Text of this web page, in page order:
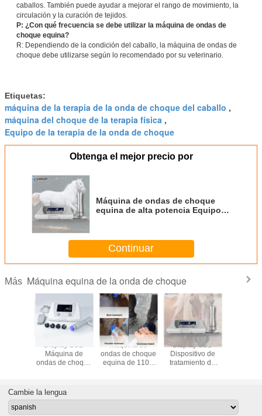
caballos. También puede ayudar a mejorar el rango de movimiento, la
circulación y la curación de tejidos.
P: ¿Con qué frecuencia se debe utilizar la máquina de ondas de
choque equina?
R: Dependiendo de la condición del caballo, la máquina de ondas de
choque debe utilizarse según lo recomendado por su veterinario.
Etiquetas:
máquina de la terapia de la onda de choque del caballo ,
máquina del choque de la terapia física ,
Equipo de la terapia de la onda de choque
Obtenga el mejor precio por
Máquina de ondas de choque
equina de alta potencia Equipo
Continuar
Más Máquina equina de la onda de choque
Display LCD
Máquina de
ondas de choque
220V
Máquina de
ondas de choque
equina de 110 -
Display LCD
Dispositivo de
tratamiento de
pulso de
Hz de
Cambie la lengua